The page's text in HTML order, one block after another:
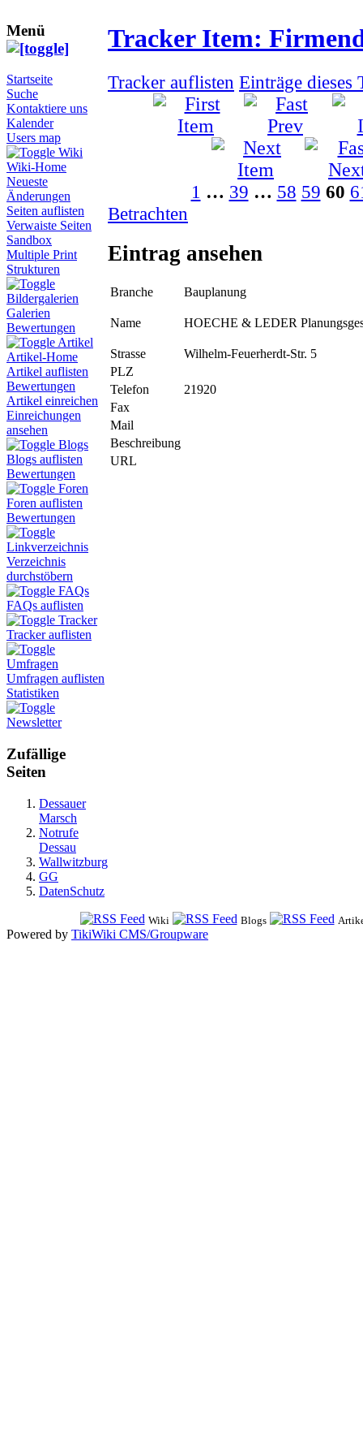
Menü
Startseite
Suche
Kontaktiere uns
Kalender
Users map
Wiki
Wiki-Home
Neueste
Änderungen
Seiten auflisten
Verwaiste Seiten
Sandbox
Multiple Print
Strukturen
Bildergalerien
Galerien
Bewertungen
Artikel
Artikel-Home
Artikel auflisten
Bewertungen
Artikel einreichen
Einreichungen
ansehen
Blogs
Blogs auflisten
Bewertungen
Foren
Foren auflisten
Bewertungen
Linkverzeichnis
Verzeichnis
durchstöbern
FAQs
FAQs auflisten
Tracker
Tracker auflisten
Umfragen
Umfragen auflisten
Statistiken
Newsletter
Zufällige
Seiten
Dessauer
Marsch
Notrufe
Dessau
Wallwitzburg
GG
DatenSchutz
Tracker Item:
Tracker auflisten Einträge dieses
1 … 39 … 58 59 60
Betrachten
Eintrag ansehen
Branche Bauplanung
Name HOECHE & LEDER
Strasse
Wilhelm-Feuerherdt-Str. 5
PLZ
Telefon
21920
Fax
Mail
Beschreibung
URL
Wiki Blogs
Powered by TikiWiki CMS/Groupware